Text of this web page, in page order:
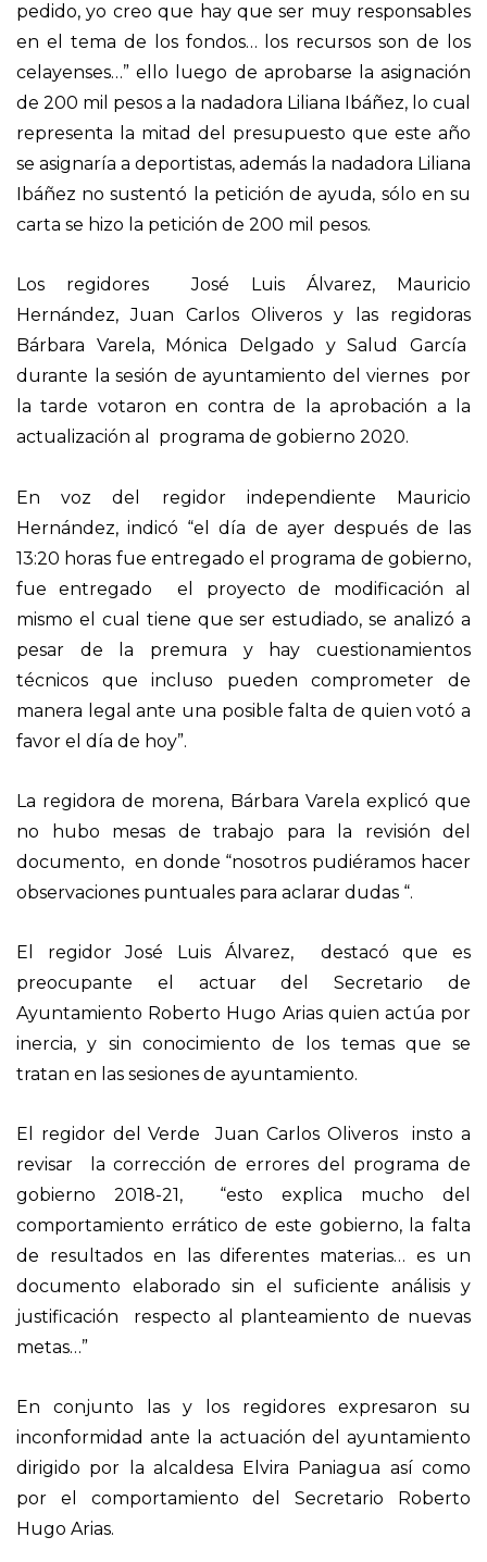
pedido, yo creo que hay que ser muy responsables
en el tema de los fondos… los recursos son de los
celayenses…” ello luego de aprobarse la asignación
de 200 mil pesos a la nadadora Liliana Ibáñez, lo cual
representa la mitad del presupuesto que este año
se asignaría a deportistas, además la nadadora Liliana
Ibáñez no sustentó la petición de ayuda, sólo en su
carta se hizo la petición de 200 mil pesos.
Los regidores José Luis Álvarez, Mauricio
Hernández, Juan Carlos Oliveros y las regidoras
Bárbara Varela, Mónica Delgado y Salud García
durante la sesión de ayuntamiento del viernes por
la tarde votaron en contra de la aprobación a la
actualización al programa de gobierno 2020.
En voz del regidor independiente Mauricio
Hernández, indicó “el día de ayer después de las
13:20 horas fue entregado el programa de gobierno,
fue entregado el proyecto de modificación al
mismo el cual tiene que ser estudiado, se analizó a
pesar de la premura y hay cuestionamientos
técnicos que incluso pueden comprometer de
manera legal ante una posible falta de quien votó a
favor el día de hoy”.
La regidora de morena, Bárbara Varela explicó que
no hubo mesas de trabajo para la revisión del
documento, en donde “nosotros pudiéramos hacer
observaciones puntuales para aclarar dudas “.
El regidor José Luis Álvarez, destacó que es
preocupante el actuar del Secretario de
Ayuntamiento Roberto Hugo Arias quien actúa por
inercia, y sin conocimiento de los temas que se
tratan en las sesiones de ayuntamiento.
El regidor del Verde Juan Carlos Oliveros insto a
revisar la corrección de errores del programa de
gobierno 2018-21, “esto explica mucho del
comportamiento errático de este gobierno, la falta
de resultados en las diferentes materias… es un
documento elaborado sin el suficiente análisis y
justificación respecto al planteamiento de nuevas
metas…”
En conjunto las y los regidores expresaron su
inconformidad ante la actuación del ayuntamiento
dirigido por la alcaldesa Elvira Paniagua así como
por el comportamiento del Secretario Roberto
Hugo Arias.